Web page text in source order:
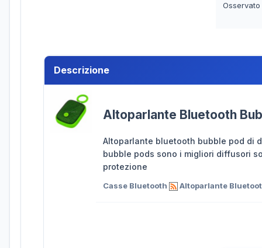
Descrizione
Altoparlante Bluetooth
Altoparlante bluetooth bubble pod di
bubble pods sono i migliori diffusori
protezione
Casse Bluetooth Altoparlante